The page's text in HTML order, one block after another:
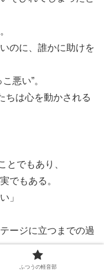
のに、誰かに助けを
悪い”。
ちは心を動かされる
とでもあり、
でもある。
」
ージに立つまでの過
ふつうの軽音部